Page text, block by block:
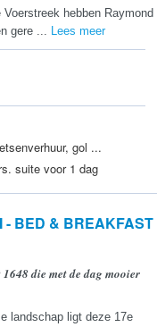
hebben Raymond
gere ... Lees meer
gol ...
suite voor 1 dag
- BED & BREAKFAST
die met de dag mooier
landschap ligt deze 17e